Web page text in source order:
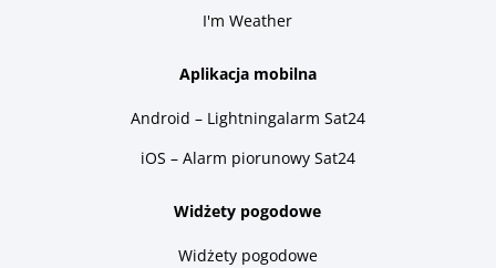
I'm Weather
Aplikacja mobilna
Android – Lightningalarm Sat24
iOS – Alarm piorunowy Sat24
Widżety pogodowe
Widżety pogodowe